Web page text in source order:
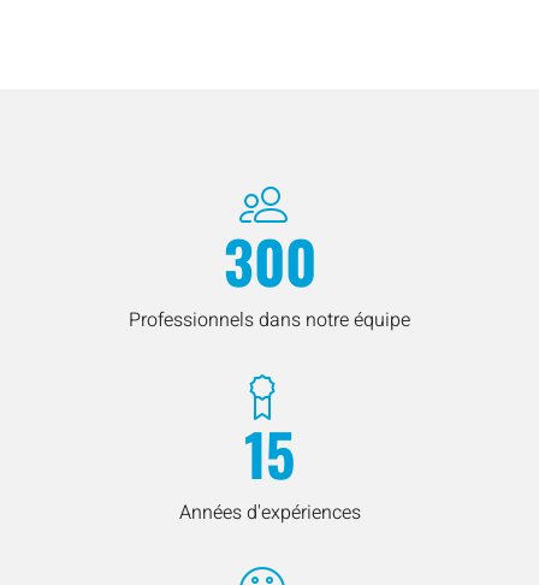
300
Professionnels dans notre équipe
15
Années d'expériences